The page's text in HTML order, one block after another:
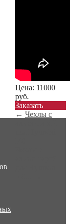
Цена: 11000
руб.
Заказать
← Чехлы с